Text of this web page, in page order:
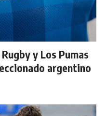
y Los Pumas
argentino